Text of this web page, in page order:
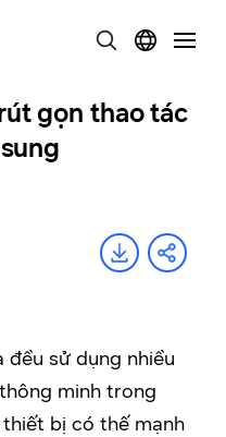
gọn thao tác
đều sử dụng nhiều
minh trong
bị có thế mạnh